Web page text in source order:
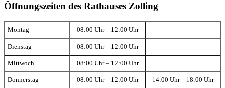
Öffnungszeiten des Rathauses Zolling
Montag 08:00 Uhr – 12:00 Uhr
Dienstag 08:00 Uhr – 12:00 Uhr
Mittwoch 08:00 Uhr – 12:00 Uhr
Donnerstag 08:00 Uhr – 12:00 Uhr 14:00 Uhr – 18:00 Uhr